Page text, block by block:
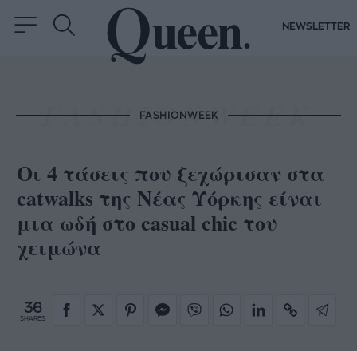
NEWSLETTER
FASHIONWEEK
Οι 4 τάσεις που ξεχώρισαν στα
catwalks της Νέας Υόρκης είναι
μια ωδή στο casual chic του
χειμώνα
36
SHARES